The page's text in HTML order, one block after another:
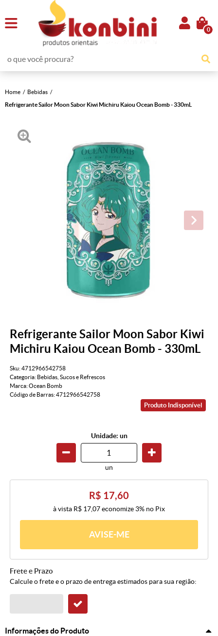
0
Home
Bebidas
Refrigerante Sailor Moon Sabor Kiwi Michiru Kaiou Ocean Bomb - 330mL
Refrigerante Sailor Moon Sabor Kiwi
Michiru Kaiou Ocean Bomb - 330mL
Sku:4712966542758
Categoria: Bebidas Sucos e Refrescos
Marca:Ocean Bomb
Código de Barras:4712966542758
Produto Indisponível
Unidade: un
un
R$ 17,60
à vista R$ 17,07economize 3% no Pix
AVISE-ME
Frete e Prazo
Calcule o frete e o prazo de entrega estimados para sua região:
Informações do Produto